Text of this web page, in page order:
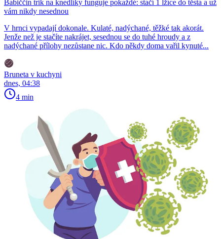
Babiččin trik na knedlíky funguje pokaždé: stačí 1 lžíce do těsta a už
vám nikdy nesednou
V hrnci vypadají dokonale. Kulaté, nadýchané, těžké tak akorát.
Jenže než je stačíte nakrájet, sesednou se do tuhé hroudy a z
nadýchané přílohy nezůstane nic. Kdo někdy doma vařil kynuté...
Bruneta v kuchyni
dnes, 04:38
4 min